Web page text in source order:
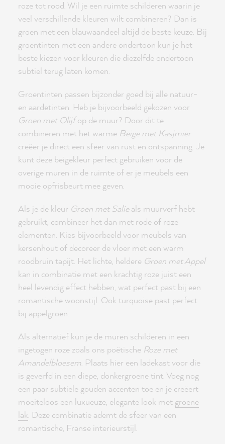
roze tot rood. Wil je een ruimte schilderen waarin je
veel verschillende kleuren wilt combineren? Dan is
groen met een blauwaandeel altijd de beste keuze. Bij
groentinten met een andere ondertoon kun je het
beste kiezen voor kleuren die diezelfde ondertoon
subtiel terug laten komen.
Groentinten passen bijzonder goed bij alle natuur-
en aardetinten. Heb je bijvoorbeeld gekozen voor
Groen met Olijfop de muur? Door dit te
combineren met het warme Beige met Kasjmier
creëer je direct een sfeer van rust en ontspanning. Je
kunt deze beigekleur perfect gebruiken voor de
overige muren in de ruimte of er je meubels een
mooie opfrisbeurt mee geven.
Als je de kleur Groen met Salieals muurverf hebt
gebruikt, combineer het dan met rode of roze
elementen. Kies bijvoorbeeld voor meubels van
kersenhout of decoreer de vloer met een warm
roodbruin tapijt. Het lichte, heldere Groen met Appel
kan in combinatie met een krachtig roze juist een
heel levendig effect hebben, wat perfect past bij een
romantische woonstijl. Ook turquoise past perfect
bij appelgroen.
Als alternatief kun je de muren schilderen in een
ingetogen roze zoals ons poëtische Roze met
Amandelbloesem. Plaats hier een ladekast voor die
is geverfd in een diepe, donkergroene tint. Voeg nog
een paar subtiele gouden accenten toe en je creëert
moeiteloos een luxueuze, elegante look met groene
lak. Deze combinatie ademt de sfeer van een
romantische, Franse interieurstijl.